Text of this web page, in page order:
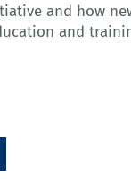
and how
and